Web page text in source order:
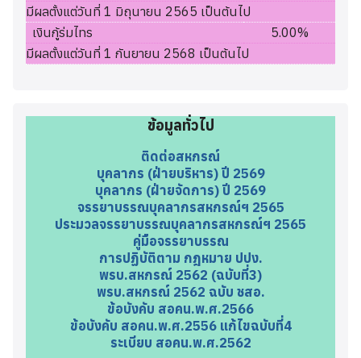
มีผลตั้งแต่วันที่ 1 มิถุนายน 2565 เป็นต้นไป
เงินกู้ร่มไทร
5.00%
มีผลตั้งแต่วันที่ 1 กันยายน 2568 เป็นต้นไป
ข้อมูลทั่วไป
ติดต่อสหกรณ์
บุคลากร (ฝ่ายบริหาร) ปี 2569
บุคลากร (ฝ่ายจัดการ) ปี 2569
จรรยาบรรณบุคลากรสหกรณ์ฯ 2565
ประมวลจรรยาบรรณบุคลากรสหกรณ์ฯ 2565
คู่มือจรรยาบรรณ
การปฏิบัติตาม กฎหมาย ปปง.
พรบ.สหกรณ์ 2562 (ฉบับที่3)
พรบ.สหกรณ์ 2562 ฉบับ ชสอ.
ข้อบังคับ สอคน.พ.ศ.2566
ข้อบังคับ สอคน.พ.ศ.2556 แก้ไขฉบับที่4
ระเบียบ สอคน.พ.ศ.2562